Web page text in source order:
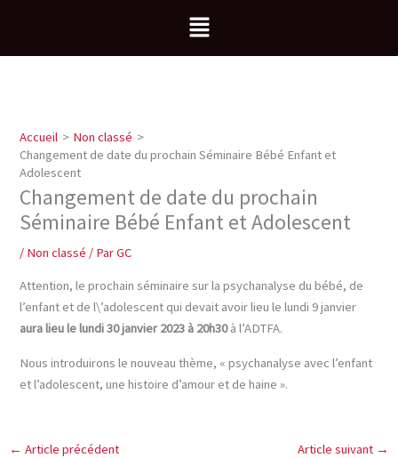
contenu
Menu
Accueil
Non classé
Changement de date du prochain Séminaire Bébé Enfant et
Adolescent
Changement de date du prochain
Séminaire Bébé Enfant et Adolescent
/ Non classé / ParGC
Attention, le prochain séminaire sur la psychanalyse du bébé, de
l’enfant et de l\’adolescent qui devait avoir lieu le lundi 9 janvier
aura lieu le lundi 30 janvier 2023 à 20h30à l’ADTFA.
Nous introduirons le nouveau thème, « psychanalyse avec l’enfant
et l’adolescent, une histoire d’amour et de haine ».
← Article précédent Article suivant →